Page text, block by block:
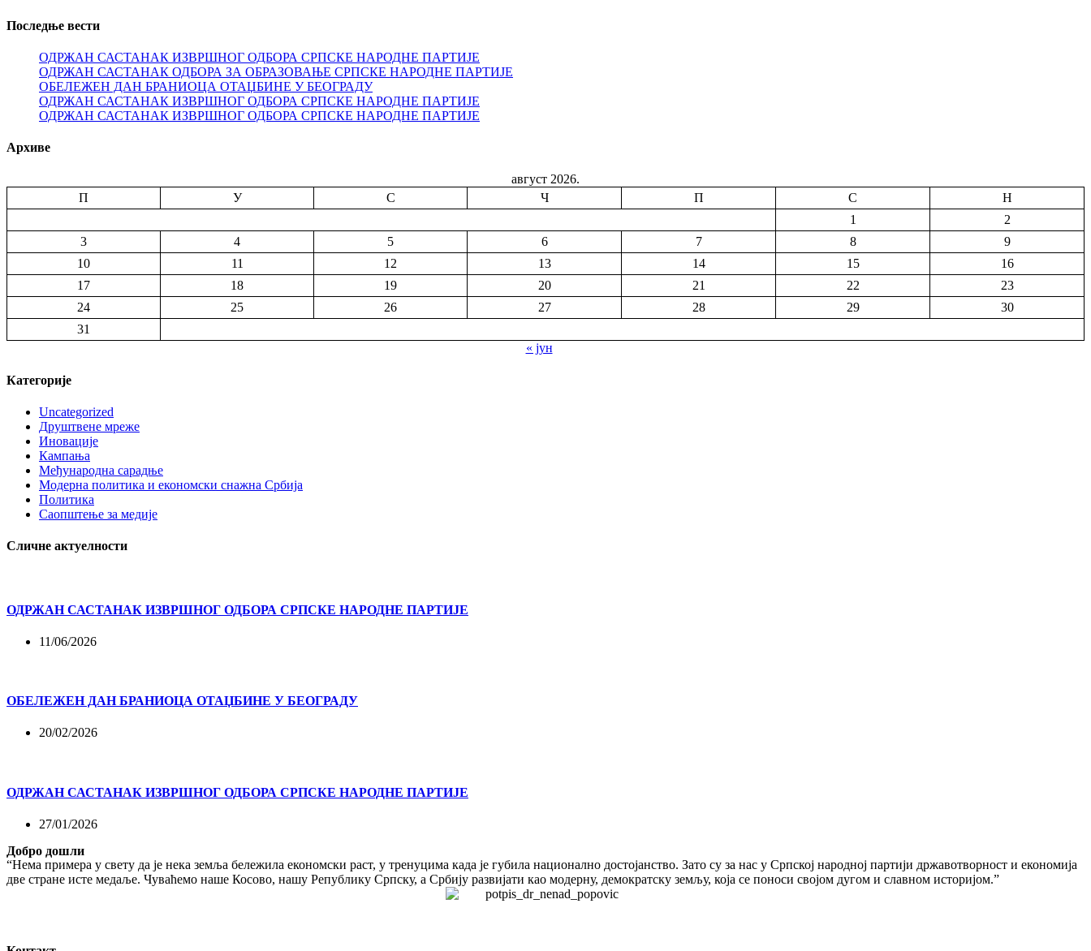
Последње вести
ОДРЖАН САСТАНАК ИЗВРШНОГ ОДБОРА СРПСКЕ НАРОДНЕ ПАРТИЈЕ
ОДРЖАН САСТАНАК ОДБОРА ЗА ОБРАЗОВАЊЕ СРПСКЕ НАРОДНЕ ПАРТИЈЕ
ОБЕЛЕЖЕН ДАН БРАНИОЦА ОТАЏБИНЕ У БЕОГРАДУ
ОДРЖАН САСТАНАК ИЗВРШНОГ ОДБОРА СРПСКЕ НАРОДНЕ ПАРТИЈЕ
ОДРЖАН САСТАНАК ИЗВРШНОГ ОДБОРА СРПСКЕ НАРОДНЕ ПАРТИЈЕ
Архиве
август 2026.
П
У С Ч П С
Н
1
2
3
4 5 6 7 8
9
10
11 12 13 14 15
16
17
18 19 20 21 22
23
24
25 26 27 28 29
30
31
« јун
Категорије
Uncategorized
Друштвене мреже
Иновације
Кампања
Међународна сарадње
Модерна политика и економски снажна Србија
Политика
Саопштење за медије
Сличне актуелности
ОДРЖАН САСТАНАК ИЗВРШНОГ ОДБОРА СРПСКЕ НАРОДНЕ ПАРТИЈЕ
11/06/2026
ОБЕЛЕЖЕН ДАН БРАНИОЦА ОТАЏБИНЕ У БЕОГРАДУ
20/02/2026
ОДРЖАН САСТАНАК ИЗВРШНОГ ОДБОРА СРПСКЕ НАРОДНЕ ПАРТИЈЕ
27/01/2026
Добро дошли
“Нема примера у свету да је нека земља бележила економски раст, у тренуцима када је губила национално достојанство. Зато су за нас у Српској народној партији државотворност и економија
две стране исте медаље. Чуваћемо наше Косово, нашу Републику Српску, а Србију развијати као модерну, демократску земљу, која се поноси својом дугом и славном историјом.”